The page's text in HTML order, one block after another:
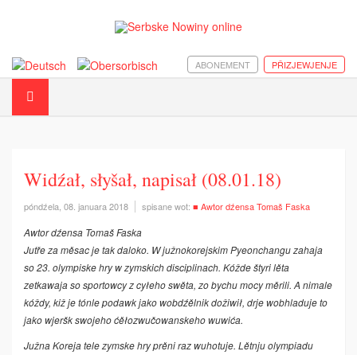
PŘIZJEWJENJE
ABONEMENT
Widźał, słyšał, napisał (08.01.18)
póndźela, 08. januara 2018 spisane wot: ■ Awtor dźensa Tomaš Faska
Awtor dźensa Tomaš Faska
Jutře za měsac je tak dalo­ko. W južnokorejskim Pyeonchangu zahaja
so 23. olympiske hry w zymskich disciplinach. Kóžde štyri lěta
zetkawaja so sportowcy z cyłeho swěta, zo bychu mocy měrili. A nimale
kóždy, kiž je tónle podawk jako wobdźělnik dožiwił, drje wobhladuje to
jako wjeršk swojeho ćěłozwučowanskeho wuwića.
Južna Koreja tele zymske hry prěni raz wuhotuje. Lětnju olympiadu